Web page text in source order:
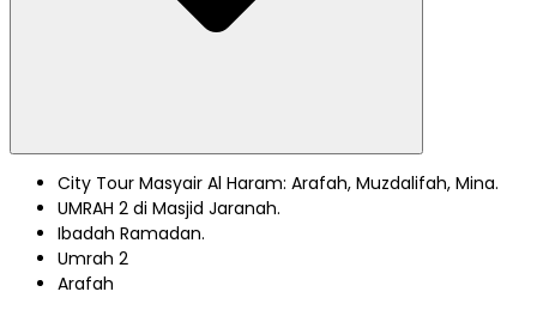
City Tour Masyair Al Haram: Arafah, Muzdalifah, Mina.
UMRAH 2 di Masjid Jaranah.
Ibadah Ramadan.
Umrah 2
Arafah